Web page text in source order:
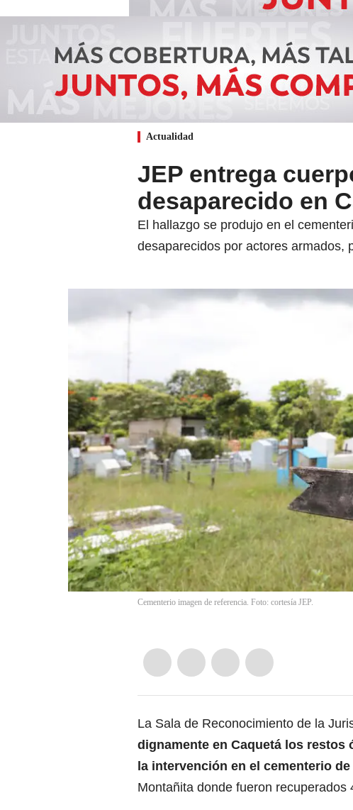
Actualidad
JEP entrega
desaparecido en
El hallazgo se produjo en el
desaparecidos por actores armados,
Cementerio imagen de referencia. Foto: cortesía JEP.
La Sala de Reconocimiento de la
dignamente en Caquetá los
la intervención en el cementerio
Montañita donde fueron recuperados